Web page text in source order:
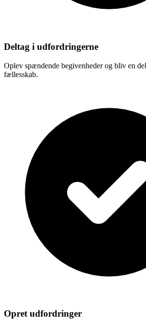
Deltag i udfordringerne
Oplev spændende begivenheder og bliv en
fællesskab.
Opret udfordringer